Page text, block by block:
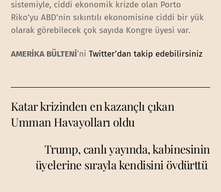
sistemiyle, ciddi ekonomik krizde olan Porto
Riko’yu ABD’nin sıkıntılı ekonomisine ciddi bir yük
olarak görebilecek çok sayıda Kongre üyesi var.
AMERİKA BÜLTENİ‘niTwitter’dan takip edebilirsiniz
Katar krizinden en kazançlı çıkan
Umman Havayolları oldu
Trump, canlı yayında, kabinesinin
üyelerine sırayla kendisini övdürttü